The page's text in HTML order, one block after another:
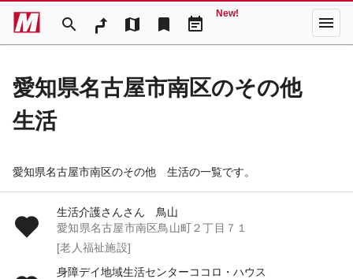
search map bookmark event_note
New! menu
愛知県名古屋市南区のその他
生活
愛知県名古屋市南区のその他 生活の一覧です。
生活介護さんさん 鳥山
愛知県名古屋市南区鳥山町２丁目７１
[老人福祉施設]
身障デイ地域生活センターココロ・ハウス